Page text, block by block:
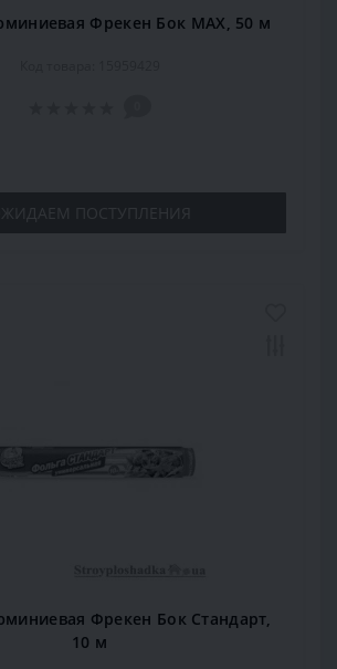
Фрекен Бок МАХ, 50 м
ПОСТУПЛЕНИЯ
Фрекен Бок Стандарт,
10 м